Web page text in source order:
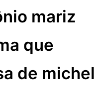
mariz
que
de michel